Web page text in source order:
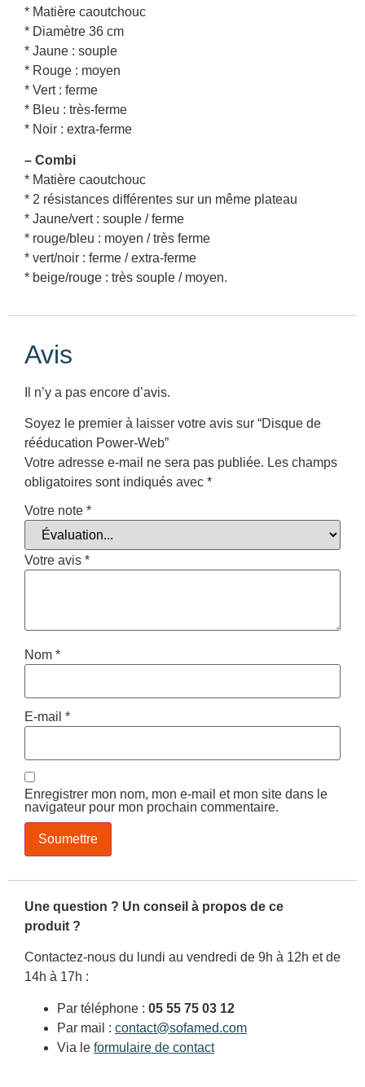
* Matière caoutchouc
* Diamètre 36 cm
* Jaune : souple
* Rouge : moyen
* Vert : ferme
* Bleu : très-ferme
* Noir : extra-ferme
– Combi
* Matière caoutchouc
* 2 résistances différentes sur un même plateau
* Jaune/vert : souple / ferme
* rouge/bleu : moyen / très ferme
* vert/noir : ferme / extra-ferme
* beige/rouge : très souple / moyen.
Avis
Il n’y a pas encore d’avis.
Soyez le premier à laisser votre avis sur “Disque de
rééducation Power-Web”
Votre adresse e-mail ne sera pas publiée. Les champs
obligatoires sont indiqués avec *
Votre note *
Votre avis *
Nom *
E-mail *
Enregistrer mon nom, mon e-mail et mon site dans le
navigateur pour mon prochain commentaire.
Une question ? Un conseil à propos de ce
produit ?
Contactez-nous du lundi au vendredi de 9h à 12h et de
14h à 17h :
Par téléphone : 05 55 75 03 12
Par mail : contact@sofamed.com
Via le formulaire de contact